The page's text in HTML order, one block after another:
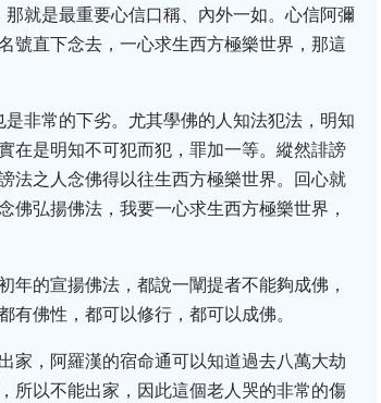
就是最重要心信口稱、內外一如。心信阿彌
號直下念去，一心求生西方極樂世界，那這
非常的下劣。尤其學佛的人知法犯法，明知
在是明知不可犯而犯，罪加一等。縱然誹謗
法之人念佛得以往生西方極樂世界。回心就
弘揚佛法，我要一心求生西方極樂世界，
的宣揚佛法，都說一闡提者不能夠成佛，
佛性，都可以修行，都可以成佛。
家，阿羅漢的宿命通可以知道過去八萬大劫
所以不能出家，因此這個老人哭的非常的傷